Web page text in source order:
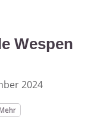
Wespen
2024